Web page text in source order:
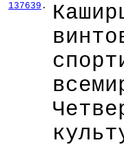
137639 .